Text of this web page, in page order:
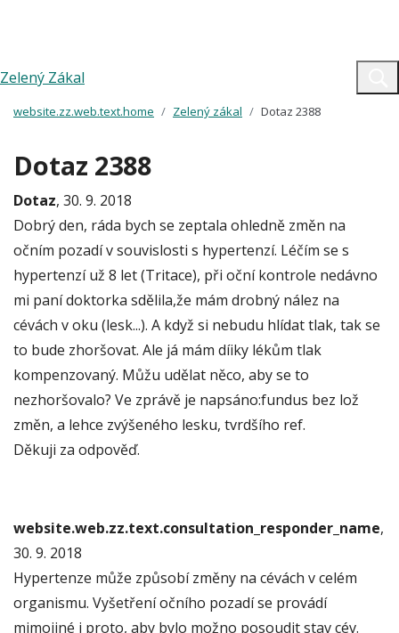
Zelený Zákal
website.zz.web.text.home Zelený zákal Dotaz 2388
Dotaz 2388
Dotaz, 30. 9. 2018
Dobrý den, ráda bych se zeptala ohledně změn na
očním pozadí v souvislosti s hypertenzí. Léčím se s
hypertenzí už 8 let (Tritace), při oční kontrole nedávno
mi paní doktorka sdělila,že mám drobný nález na
cévách v oku (lesk...). A když si nebudu hlídat tlak, tak se
to bude zhoršovat. Ale já mám díiky lékům tlak
kompenzovaný. Můžu udělat něco, aby se to
nezhoršovalo? Ve zprávě je napsáno:fundus bez lož
změn, a lehce zvýšeného lesku, tvrdšího ref.
Děkuji za odpověď.
website.web.zz.text.consultation_responder_name,
30. 9. 2018
Hypertenze může způsobí změny na cévách v celém
organismu. Vyšetření očního pozadí se provádí
mimojiné i proto, aby bylo možno posoudit stav cév.